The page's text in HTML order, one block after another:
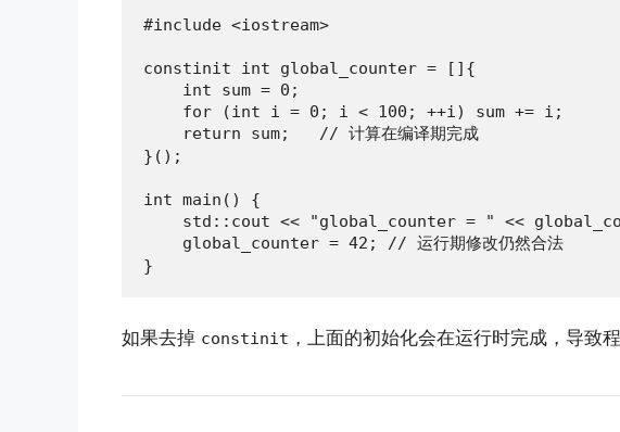
#include <iostream>
constinit int global_counter = []{
    int sum = 0;
    for (int i = 0; i < 100; ++i) sum += i;
    return sum;   // 计算在编译期完成
}();
int main() {
std::cout << "global_counter = " <<
    global_counter = 42; // 运行期修改仍然合法
}
如果去掉 constinit ，上面的初始化会在运行时完成，导致